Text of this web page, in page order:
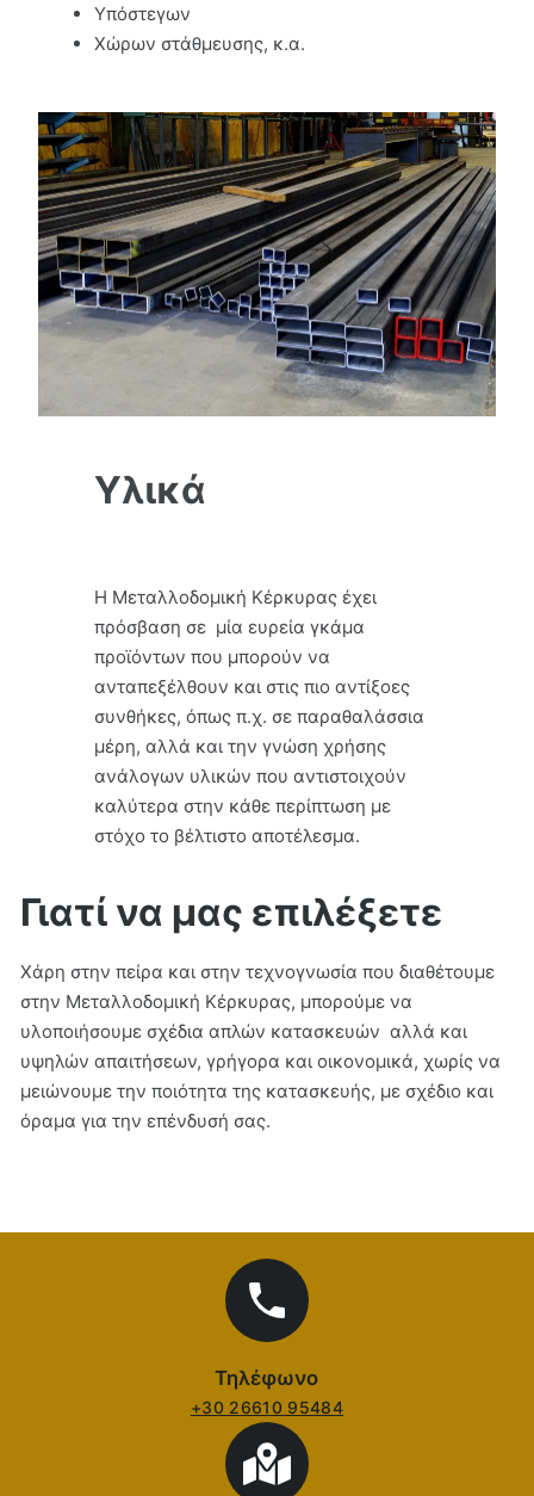
Υπόστεγων
Χώρων στάθμευσης, κ.α.
Υλικά
Η Μεταλλοδομική Κέρκυρας έχει
πρόσβαση σε μία ευρεία γκάμα
προϊόντων που μπορούν να
ανταπεξέλθουν και στις πιο αντίξοες
συνθήκες, όπως π.χ. σε παραθαλάσσια
μέρη, αλλά και την γνώση χρήσης
ανάλογων υλικών που αντιστοιχούν
καλύτερα στην κάθε περίπτωση με
στόχο το βέλτιστο αποτέλεσμα.
Γιατί να μας επιλέξετε
Χάρη στην πείρα και στην τεχνογνωσία που διαθέτουμε
στην Μεταλλοδομική Κέρκυρας, μπορούμε να
υλοποιήσουμε σχέδια απλών κατασκευών αλλά και
υψηλών απαιτήσεων, γρήγορα και οικονομικά, χωρίς να
μειώνουμε την ποιότητα της κατασκευής, με σχέδιο και
όραμα για την επένδυσή σας.
Τηλέφωνο
+30 26610 95484